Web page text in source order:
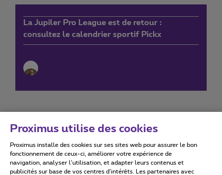
La Jupiler Pro League est de retour :
consultez le calendrier sportif Pickx
Conditions d'utilisation Accessibility statement
Proximus utilise des cookies
Proximus installe des cookies sur ses sites web pour assurer le bon
fonctionnement de ceux-ci, améliorer votre expérience de
navigation, analyser l’utilisation, et adapter leurs contenus et
publicités sur base de vos centres d’intérêts. Les partenaires avec